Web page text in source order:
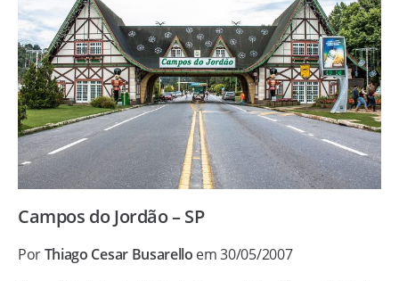
Campos do Jordão – SP
PorThiago Cesar Busarello em 30/05/2007